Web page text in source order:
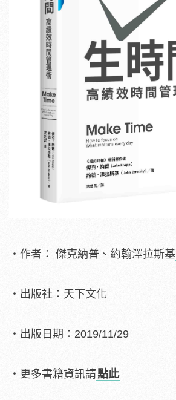
・作者： 傑克納普、約翰澤拉斯基
・出版社：天下文化
・出版日期：2019/11/29
・更多書籍資訊請點此